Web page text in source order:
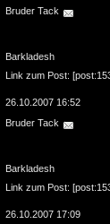
Bruder Tack
Barkladesh
Link zum Post:
26.10.2007 16:52
Bruder Tack
Barkladesh
Link zum Post:
26.10.2007 17:09